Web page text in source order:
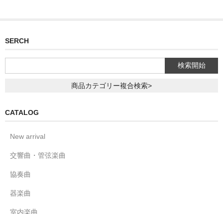
SERCH
商品カテゴリー複合検索>
CATALOG
New arrival
交響曲・管弦楽曲
協奏曲
器楽曲
室内楽曲